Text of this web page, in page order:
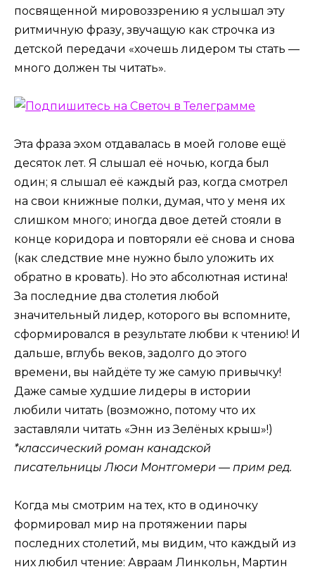
посвященной мировоззрению я услышал эту
ритмичную фразу, звучащую как строчка из
детской передачи «хочешь лидером ты стать —
много должен ты читать».
Эта фраза эхом отдавалась в моей голове ещё
десяток лет. Я слышал её ночью, когда был
один; я слышал её каждый раз, когда смотрел
на свои книжные полки, думая, что у меня их
слишком много; иногда двое детей стояли в
конце коридора и повторяли её снова и снова
(как следствие мне нужно было уложить их
обратно в кровать). Но это абсолютная истина!
За последние два столетия любой
значительный лидер, которого вы вспомните,
сформировался в результате любви к чтению! И
дальше, вглубь веков, задолго до этого
времени, вы найдёте ту же самую привычку!
Даже самые худшие лидеры в истории
любили читать (возможно, потому что их
заставляли читать «Энн из Зелёных крыш»!)
*классический роман канадской
писательницы Люси Монтгомери — прим ред.
Когда мы смотрим на тех, кто в одиночку
формировал мир на протяжении пары
последних столетий, мы видим, что каждый из
них любил чтение: Авраам Линкольн, Мартин